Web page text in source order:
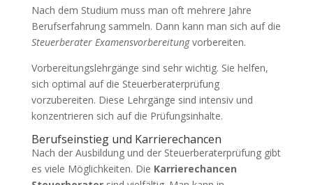
Nach dem Studium muss man oft mehrere Jahre
Berufserfahrung sammeln. Dann kann man sich auf die
Steuerberater Examensvorbereitungvorbereiten.
Vorbereitungslehrgänge sind sehr wichtig. Sie helfen,
sich optimal auf die Steuerberaterprüfung
vorzubereiten. Diese Lehrgänge sind intensiv und
konzentrieren sich auf die Prüfungsinhalte.
Berufseinstieg und Karrierechancen
Nach der Ausbildung und der Steuerberaterprüfung gibt
es viele Möglichkeiten. Die Karrierechancen